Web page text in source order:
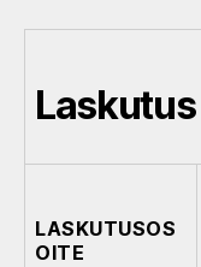
Laskutus
LASKUTUSOS
OITE